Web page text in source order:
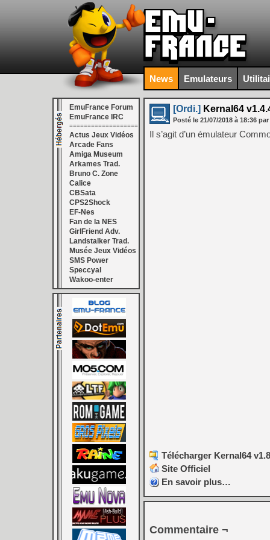
News Emulateurs
EmuFrance Forum
EmuFrance IRC
===================
Actus Jeux Vidéos
Arcade Fans
Amiga Museum
Arkames Trad.
Bruno C. Zone
Calice
CBSata
CPS2Shock
EF-Nes
Fan de la NES
GirlFriend Adv.
Landstalker Trad.
Musée Jeux Vidéos
SMS Power
Speccyal
Wakoo-enter
[Ordi.] Kernal64
Posté le 21/07/2018 à 18:36 par
Il s’agit d’un émulateur
Télécharger Kernal64
Site Officiel
En savoir plus…
Commentaire ¬